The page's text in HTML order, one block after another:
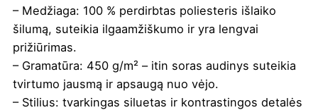
– Medžiaga: 100 % perdirbtas poliesteris išlaiko
šilumą, suteikia ilgaamžiškumo ir yra lengvai
prižiūrimas.
– Gramatūra: 450 g/m² – itin soras audinys suteikia
tvirtumo jausmą ir apsaugą nuo vėjo.
– Stilius: tvarkingas siluetas ir kontrastingos detalės